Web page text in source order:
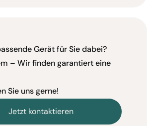
Gerät für Sie dabei?
– Wir finden garantiert eine
Sie uns gerne!
Jetzt kontaktieren